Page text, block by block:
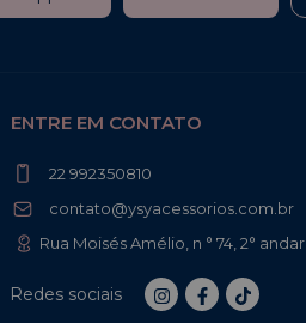
ENTRE EM CONTATO
22 992350810
contato@ysyacessorios.com.br
Rua Moisés Amélio, n ° 74, 2° andar
Redes sociais